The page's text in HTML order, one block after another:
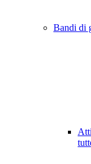
Bandi di